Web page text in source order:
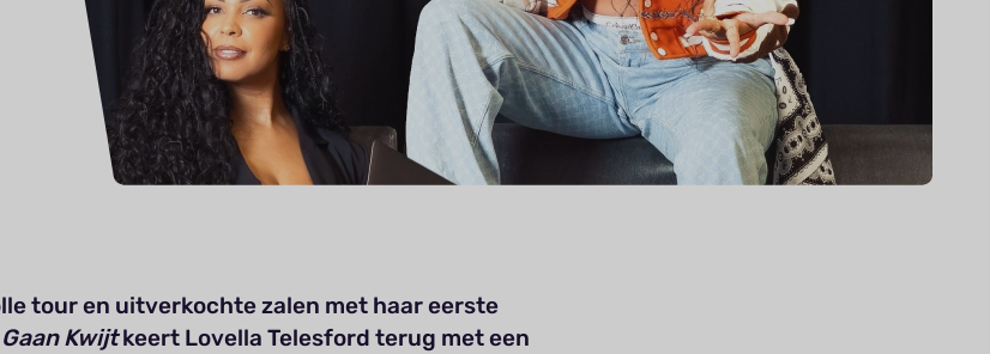
tour en uitverkochte zalen met haar eerste
Gaan Kwijtkeert Lovella Telesford terug met een